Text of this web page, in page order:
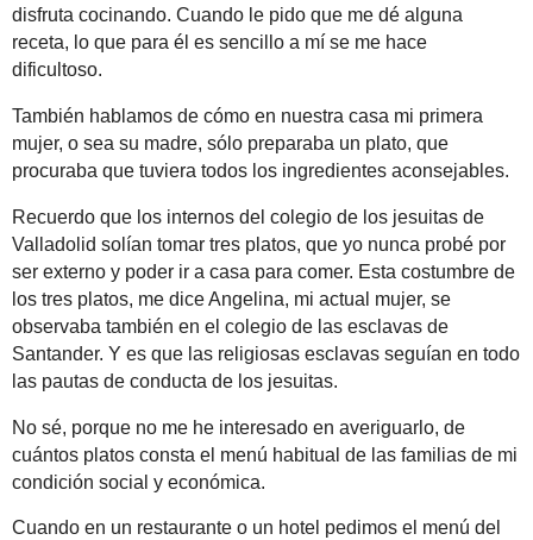
disfruta cocinando. Cuando le pido que me dé alguna
receta, lo que para él es sencillo a mí se me hace
dificultoso.
También hablamos de cómo en nuestra casa mi primera
mujer, o sea su madre, sólo preparaba un plato, que
procuraba que tuviera todos los ingredientes aconsejables.
Recuerdo que los internos del colegio de los jesuitas de
Valladolid solían tomar tres platos, que yo nunca probé por
ser externo y poder ir a casa para comer. Esta costumbre de
los tres platos, me dice Angelina, mi actual mujer, se
observaba también en el colegio de las esclavas de
Santander. Y es que las religiosas esclavas seguían en todo
las pautas de conducta de los jesuitas.
No sé, porque no me he interesado en averiguarlo, de
cuántos platos consta el menú habitual de las familias de mi
condición social y económica.
Cuando en un restaurante o un hotel pedimos el menú del